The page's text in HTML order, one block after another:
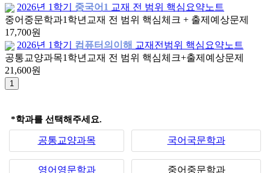
2026년 1학기
중국어1 교재 전 범위 핵심요약노트
중어중문학과1학년 교재 전 범위 핵심체크 + 출제예상문제
17,700원
2026년 1학기
컴퓨터의이해 교재전범위 핵심요약노트
공통교양과목1학년 교재 전 범위 핵심체크+출제예상문제
21,600원
*학과를 선택해주세요.
공통교양과목 국어국문학과
영어영문학과 중어중문학과